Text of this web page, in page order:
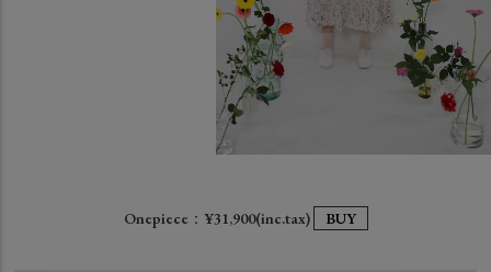
Onepiece：¥31,900(inc.tax) BUY